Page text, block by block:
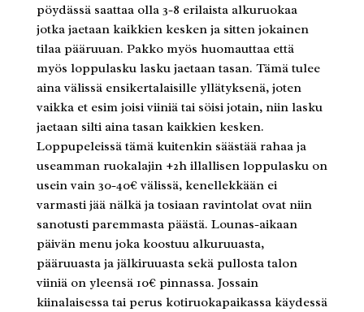
pöydässä saattaa olla 3-8 erilaista alkuruokaa
jotka jaetaan kaikkien kesken ja sitten jokainen
tilaa pääruuan. Pakko myös huomauttaa että
myös loppulasku lasku jaetaan tasan. Tämä tulee
aina välissä ensikertalaisille yllätyksenä, joten
vaikka et esim joisi viiniä tai söisi jotain, niin lasku
jaetaan silti aina tasan kaikkien kesken.
Loppupeleissä tämä kuitenkin säästää rahaa ja
useamman ruokalajin +2h illallisen loppulasku on
usein vain 30-40€ välissä, kenellekkään ei
varmasti jää nälkä ja tosiaan ravintolat ovat niin
sanotusti paremmasta päästä. Lounas-aikaan
päivän menu joka koostuu alkuruuasta,
pääruuasta ja jälkiruuasta sekä pullosta talon
viiniä on yleensä 10€ pinnassa. Jossain
kiinalaisessa tai perus kotiruokapaikassa käydessä